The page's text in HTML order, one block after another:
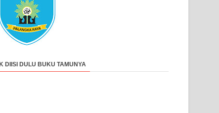
DIISI DULU BUKU TAMUNYA